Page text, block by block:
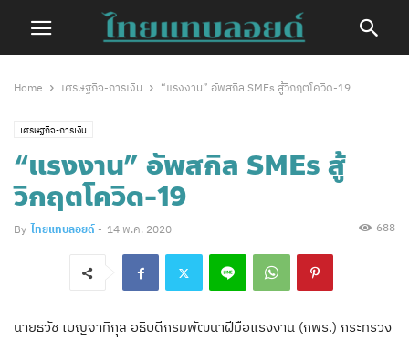
Home เศรษฐกิจ-การเงิน “แรงงาน” อัพสกิล SMEs สู้วิกฤตโควิด-19
เศรษฐกิจ-การเงิน
“แรงงาน” อัพสกิล SMEs สู้
วิกฤตโควิด-19
By ไทยแทบลอยด์ - 14 พ.ค. 2020 688
นายธวัช เบญจาทิกุล อธิบดีกรมพัฒนาฝีมือแรงงาน (กพร.) กระทรวง